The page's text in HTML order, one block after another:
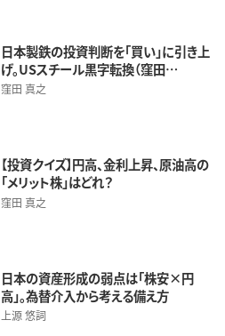
日本製鉄の投資判断を「買い」に引き上
げ。USスチール黒字転換（窪田…
窪田 真之
【投資クイズ】円高、金利上昇、原油高の
「メリット株」はどれ？
窪田 真之
日本の資産形成の弱点は「株安×円
高」。為替介入から考える備え方
上源 悠詞